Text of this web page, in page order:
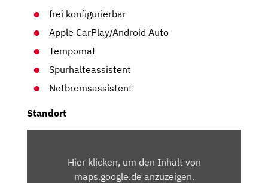
frei konfigurierbar
Apple CarPlay/Android Auto
Tempomat
Spurhalteassistent
Notbremsassistent
Standort
MAPS.GOOGLE.DEHier klicken, um den Inhalt von
maps.google.de anzuzeigen.